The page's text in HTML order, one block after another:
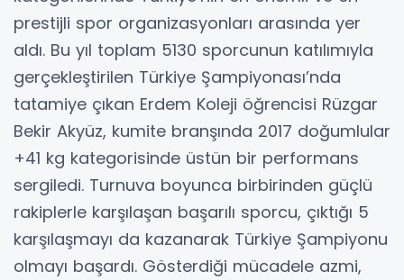
prestijli spor organizasyonları arasında yer
aldı. Bu yıl toplam 5130 sporcunun katılımıyla
gerçekleştirilen Türkiye Şampiyonası’nda
tatamiye çıkan Erdem Koleji öğrencisi Rüzgar
Bekir Akyüz, kumite branşında 2017 doğumlular
+41 kg kategorisinde üstün bir performans
sergiledi. Turnuva boyunca birbirinden güçlü
rakiplerle karşılaşan başarılı sporcu, çıktığı 5
karşılaşmayı da kazanarak Türkiye Şampiyonu
olmayı başardı. Gösterdiği mücadele azmi,